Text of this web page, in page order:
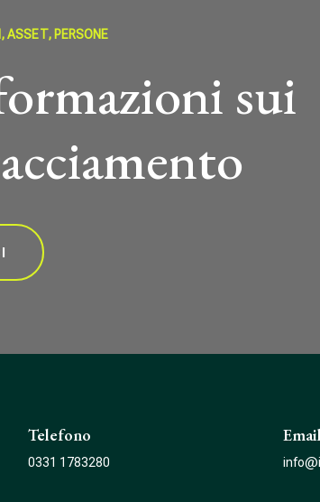
ASSET, PERSONE
sui
Telefono
0331 1783280
Email